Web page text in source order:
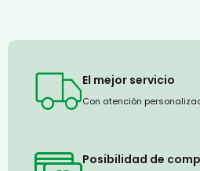
El mejor servicio
Con atención
Posibilidad de